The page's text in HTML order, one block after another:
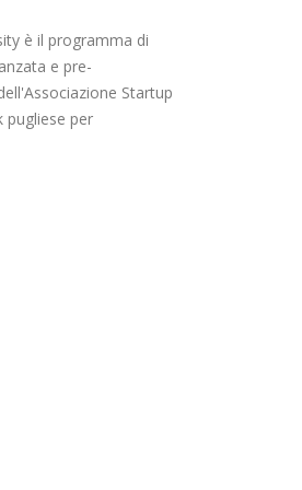
è il programma di
e pre-
Startup
pugliese per